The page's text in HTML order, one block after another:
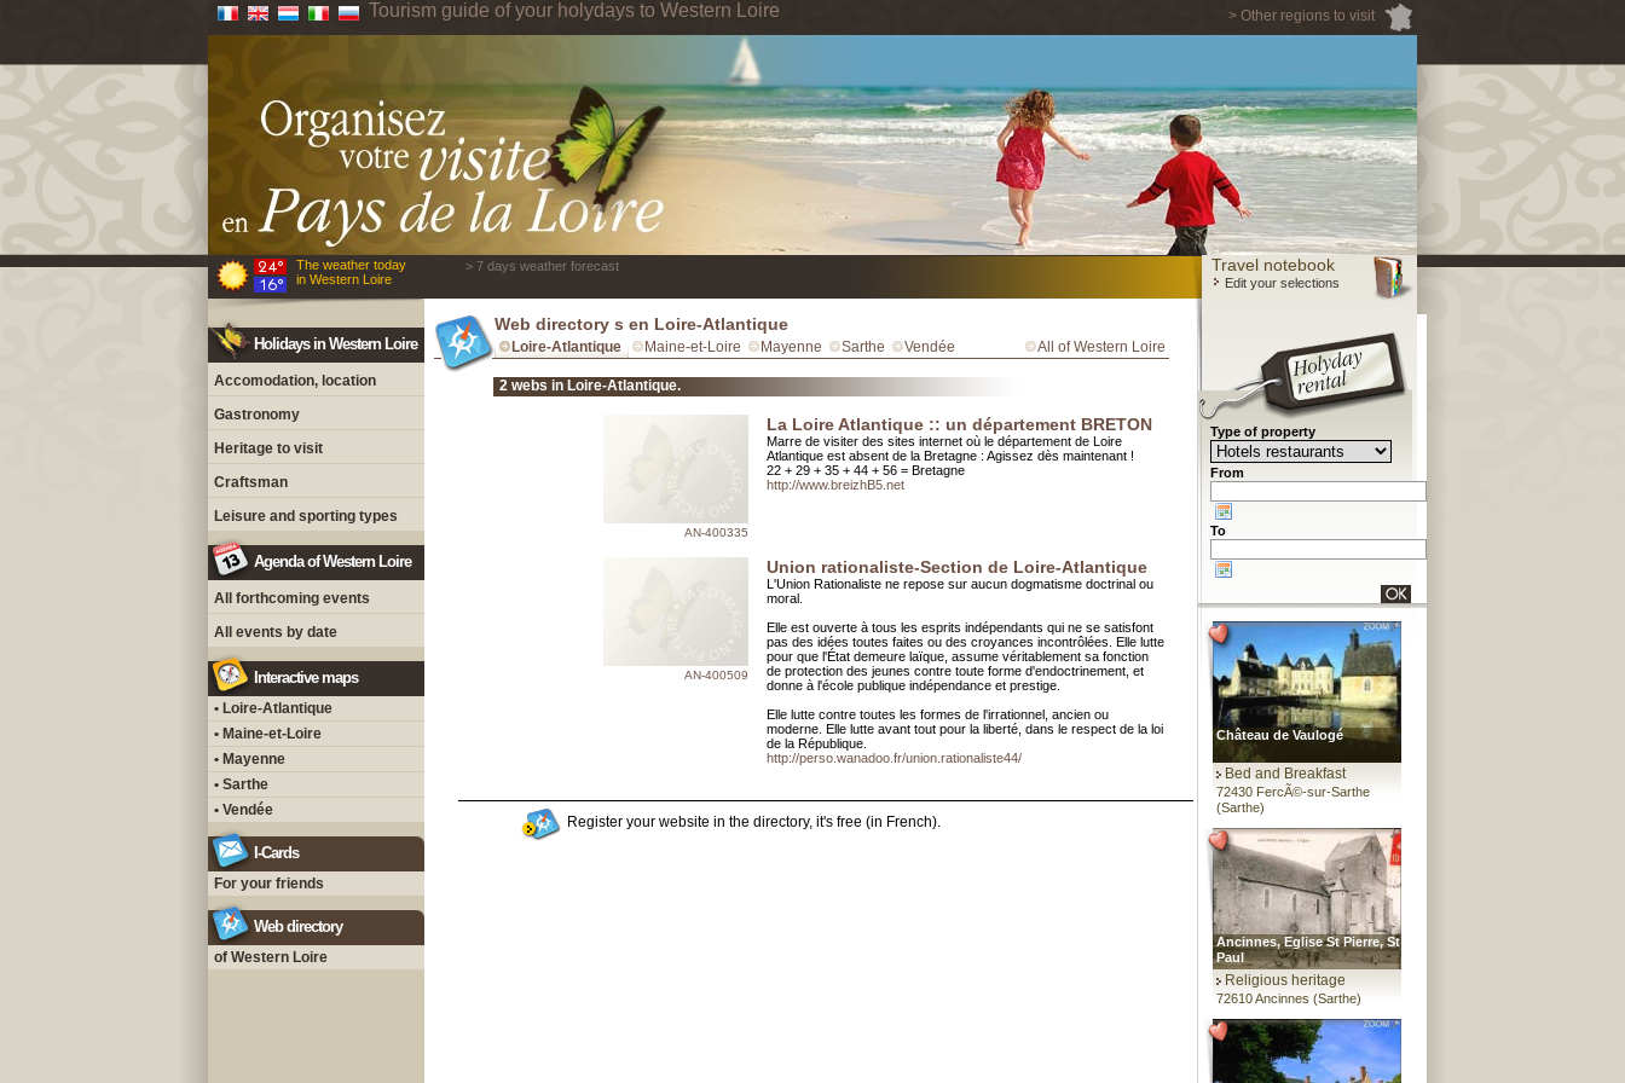
> Other regions to visit
Tourism guide of your holydays to Western Loire
The weather today
in Western Loire
> 7 days weather forecast Travel notebook
Edit your selections
Holidays in Western Loire
Accomodation, location
Gastronomy
Heritage to visit
Craftsman
Leisure and sporting types
Agenda of Western Loire
All forthcoming events
All events by date
Interactive maps
• Loire-Atlantique
• Maine-et-Loire
• Mayenne
• Sarthe
• Vendée
I-Cards
For your friends
Web directory
of Western Loire
Web directory s en Loire-Atlantique
Loire-Atlantique Maine-et-Loire Mayenne Sarthe Vendée All of Western Loire
2 webs in Loire-Atlantique.
AN-400335
La Loire Atlantique :: un département BRETON
Marre de visiter des sites internet où le département de Loire
Atlantique est absent de la Bretagne : Agissez dès maintenant !
22 + 29 + 35 + 44 + 56 = Bretagne
http://www.breizhB5.net
AN-400509
Union rationaliste-Section de Loire-Atlantique
L'Union Rationaliste ne repose sur aucun dogmatisme doctrinal ou
moral.
Elle est ouverte à tous les esprits indépendants qui ne se satisfont
pas des idées toutes faites ou des croyances incontrôlées. Elle lutte
pour que l'État demeure laïque, assume véritablement sa fonction
de protection des jeunes contre toute forme d'endoctrinement, et
donne à l'école publique indépendance et prestige.
Elle lutte contre toutes les formes de l'irrationnel, ancien ou
moderne. Elle lutte avant tout pour la liberté, dans le respect de la loi
de la République.
http://perso.wanadoo.fr/union.rationaliste44/
Register your website in the directory, it's free (in French).
Type of property
From
To
Château de Vaulogé
Bed and Breakfast
72430 FercÃ©-sur-Sarthe
(Sarthe)
Ancinnes, Eglise St Pierre, St
Paul
Religious heritage
72610 Ancinnes (Sarthe)